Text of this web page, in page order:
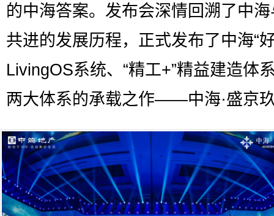
的中海答案。发布会深情回溯了中
共进的发展历程，正式发布了中海“
LivingOS系统、“精工+”精益建造体
两大体系的承载之作——中海·盛京